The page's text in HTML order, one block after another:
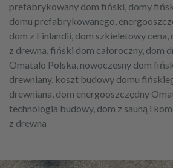
prefabrykowany dom fiński, domy
domu prefabrykowanego,
dom z Finlandii, dom szkieletowy
z drewna, fiński dom całoroczny, dom
Omatalo Polska, nowoczesny dom
drewniany, koszt budowy domu
drewniana, dom energooszczędny
technologia budowy, dom z sauną i
z drewna